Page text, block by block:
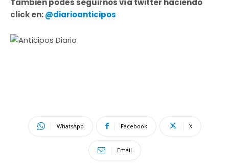
También podés seguirnos vía twitter haciendo
click en:@diarioanticipos
WhatsApp Facebook X
Email